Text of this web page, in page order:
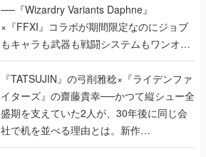
──『Wizardry Variants Daphne』
×『FFXI』コラボが期間限定なのにジョブ
もキャラも武器も戦闘システムもワンオフ
で作り込まれた理由を両ディレクターに聞
く
『TATSUJIN』の弓削雅稔×『ライデンファ
イターズ』の齋藤貴幸──かつて縦シュー全
盛期を支えていた2人が、30年後に同じ会
社で机を並べる理由とは。新作
『TATSUJIN EXTREME』で初タッグを組